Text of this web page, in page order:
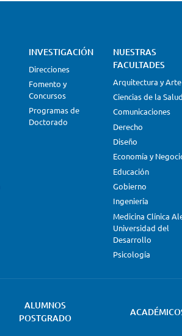
INVESTIGACIÓN
Direcciones
Fomento y
Concursos
Programas de
Doctorado
NUESTRAS
FACULTADES
Arquitectura y Arte
Ciencias de la
Comunicaciones
Derecho
Diseño
Economía y
Educación
Gobierno
Ingeniería
Medicina Clínica
Universidad del
Desarrollo
Psicología
ALUMNOS
POSTGRADO